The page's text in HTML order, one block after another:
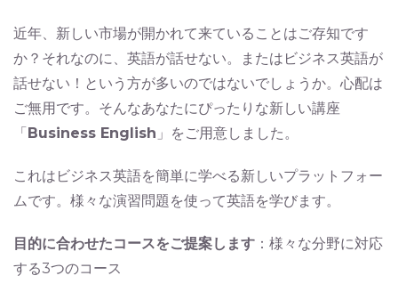
近年、新しい市場が開かれて来ていることはご存知です
か？それなのに、英語が話せない。またはビジネス英語が
話せない！という方が多いのではないでしょうか。心配は
ご無用です。そんなあなたにぴったりな新しい講座
「Business English 」をご用意しました。
これはビジネス英語を簡単に学べる新しいプラットフォー
ムです。様々な演習問題を使って英語を学びます。
目的に合わせたコースをご提案します ：様々な分野に対応
する3つのコース